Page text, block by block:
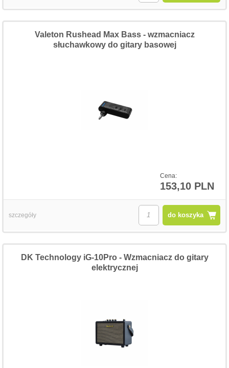
Cena:
153,10 PLN
Valeton Rushead Max Bass - wzmacniacz
słuchawkowy do gitary basowej
do koszyka
szczegóły
DK Technology iG-10Pro - Wzmacniacz do gitary
elektrycznej